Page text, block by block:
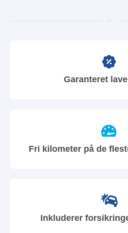
Garanteret
Fri kilometer på de
Inkluderer